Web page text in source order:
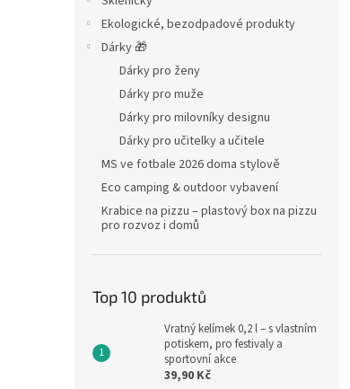
Ekologické, bezodpadové produkty
Dárky 🎁
Dárky pro ženy
Dárky pro muže
Dárky pro milovníky designu
Dárky pro učitelky a učitele
MS ve fotbale 2026 doma stylově
Eco camping & outdoor vybavení
Krabice na pizzu – plastový box na pizzu
pro rozvoz i domů
Top 10 produktů
Vratný kelímek 0,2 l – s vlastním
potiskem, pro festivaly a
sportovní akce
39,90 Kč